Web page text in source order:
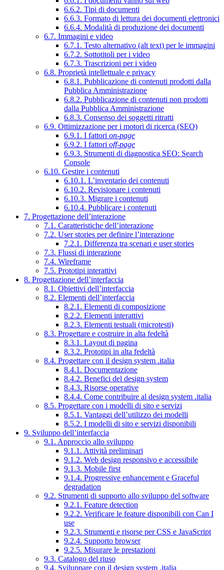
6.6.2. Tipi di documenti
6.6.3. Formato di lettura dei documenti elettronici
6.6.4. Modalità di produzione dei documenti
6.7. Immagini e video
6.7.1. Testo alternativo (alt text) per le immagini
6.7.2. Sottotitoli per i video
6.7.3. Trascrizioni per i video
6.8. Proprietà intellettuale e privacy
6.8.1. Pubblicazione di contenuti prodotti dalla
Pubblica Amministrazione
6.8.2. Pubblicazione di contenuti non prodotti
dalla Pubblica Amministrazione
6.8.3. Consenso dei soggetti ritratti
6.9. Ottimizzazione per i motori di ricerca (SEO)
6.9.1. I fattori on-page
6.9.2. I fattori off-page
6.9.3. Strumenti di diagnostica SEO: Search
Console
6.10. Gestire i contenuti
6.10.1. L’inventario dei contenuti
6.10.2. Revisionare i contenuti
6.10.3. Migrare i contenuti
6.10.4. Pubblicare i contenuti
7. Progettazione dell’interazione
7.1. Caratteristiche dell’interazione
7.2. User stories per definire l’interazione
7.2.1. Differenza tra scenari e user stories
7.3. Flussi di interazione
7.4. Wireframe
7.5. Prototipi interattivi
8. Progettazione dell’interfaccia
8.1. Obiettivi dell’interfaccia
8.2. Elementi dell’interfaccia
8.2.1. Elementi di composizione
8.2.2. Elementi interattivi
8.2.3. Elementi testuali (microtesti)
8.3. Progettare e costruire in alta fedeltà
8.3.1. Layout di pagina
8.3.2. Prototipi in alta fedeltà
8.4. Progettare con il design system .italia
8.4.1. Documentazione
8.4.2. Benefici del design system
8.4.3. Risorse operative
8.4.4. Come contribuire al design system .italia
8.5. Progettare con i modelli di sito e servizi
8.5.1. Vantaggi dell’utilizzo dei modelli
8.5.2. I modelli di sito e servizi disponibili
9. Sviluppo dell’interfaccia
9.1. Approccio allo sviluppo
9.1.1. Attività preliminari
9.1.2. Web design responsivo e accessibile
9.1.3. Mobile first
9.1.4. Progressive enhancement e Graceful
degradation
9.2. Strumenti di supporto allo sviluppo del software
9.2.1. Feature detection
9.2.2. Verificare le feature disponibili con Can I
use
9.2.3. Strumenti e risorse per CSS e JavaScript
9.2.4. Supporto browser
9.2.5. Misurare le prestazioni
9.3. Catalogo del riuso
9.4. Sviluppare con il design system .italia